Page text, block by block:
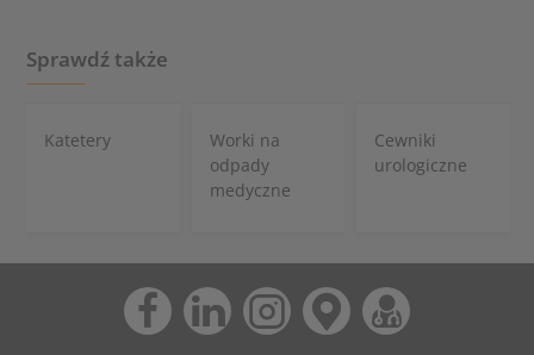
Sprawdź także
Katetery
Worki na
odpady
medyczne
Cewniki
urologiczne